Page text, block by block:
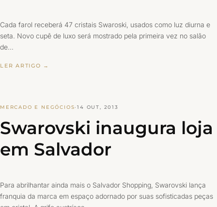
Cada farol receberá 47 cristais Swaroski, usados como luz diurna e
seta. Novo cupê de luxo será mostrado pela primeira vez no salão
de…
LER ARTIGO →
MERCADO E NEGÓCIOS·14 OUT, 2013
Swarovski inaugura loja
em Salvador
Para abrilhantar ainda mais o Salvador Shopping, Swarovski lança
franquia da marca em espaço adornado por suas sofisticadas peças